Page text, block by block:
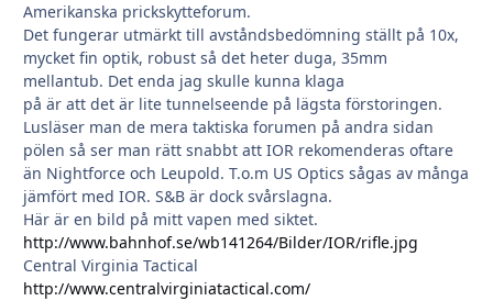
Amerikanska prickskytteforum.
Det fungerar utmärkt till avståndsbedömning ställt på 10x,
mycket fin optik, robust så det heter duga, 35mm
mellantub. Det enda jag skulle kunna klaga
på är att det är lite tunnelseende på lägsta förstoringen.
Lusläser man de mera taktiska forumen på andra sidan
pölen så ser man rätt snabbt att IOR rekomenderas oftare
än Nightforce och Leupold. T.o.m US Optics sågas av många
jämfört med IOR. S&B är dock svårslagna.
Här är en bild på mitt vapen med siktet.
http://www.bahnhof.se/wb141264/Bilder/IOR/rifle.jpg
Central Virginia Tactical
http://www.centralvirginiatactical.com/